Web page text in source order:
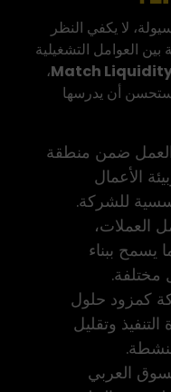
لا يكفي النظر
العوامل التشغيلية
Match Liquidity،
أن يدرسها
ضمن منطقة
الأعمال
للشركة.
العملات،
يسمح ببناء
كمزود حلول
وتقليل
العربي